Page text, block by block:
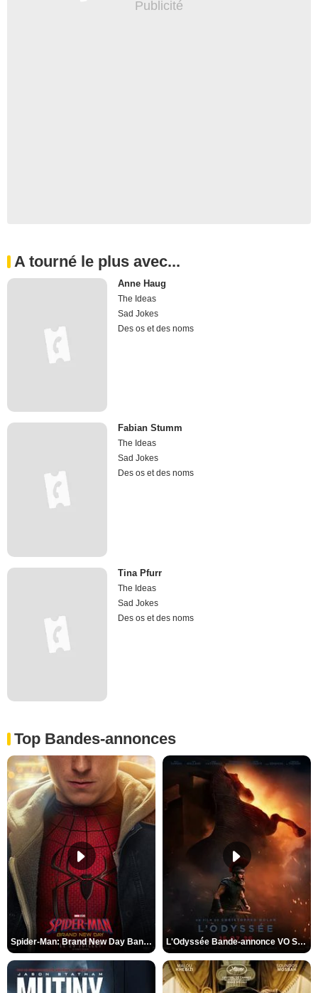
A tourné le plus avec...
Anne Haug
The Ideas
Sad Jokes
Des os et des noms
Fabian Stumm
The Ideas
Sad Jokes
Des os et des noms
Tina Pfurr
The Ideas
Sad Jokes
Des os et des noms
Top Bandes-annonces
Spider-Man: Brand New Day Bande-annonce VO STFR L'Odyssée Bande-annonce VO STFR